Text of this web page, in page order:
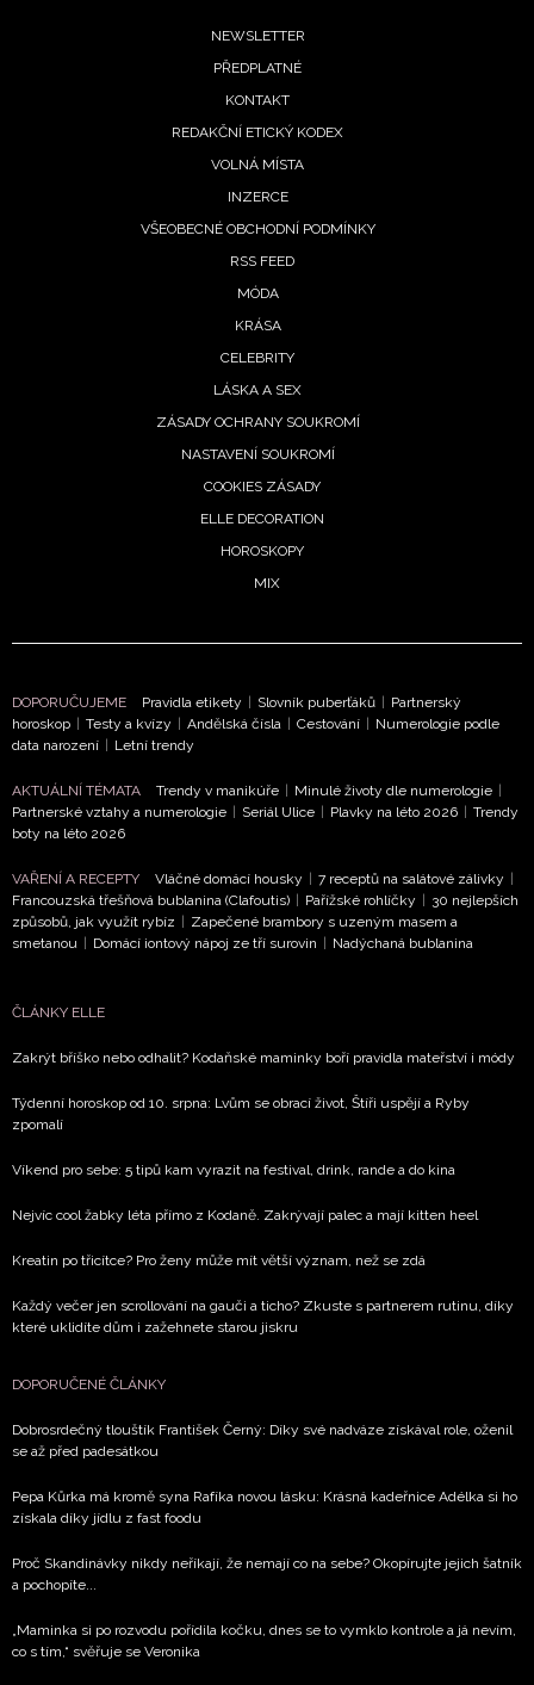
NEWSLETTER
Přihlášením k newsletteru souhlasíte sObchodními
potvrzujete, že jste se seznámili seZásadami
ochrany soukromí- BurdaMedia Extra s.r.o. bude s
Vašimi údaji pracovat zejména k organizaci a
vyhodnocení akce a zasílání novinek.
Chcete navíc dostávat i další zajímavé a exkluzivní
zpracováním údajů k tomuto účelu podle Zásad ochrany
soukromí BurdaMedia Extra s.r.o., zaškrtněte toto pole.
NEWSLETTER
PŘEDPLATNÉ
KONTAKT
REDAKČNÍ ETICKÝ KODEX
VOLNÁ MÍSTA
INZERCE
VŠEOBECNÉ OBCHODNÍ PODMÍNKY
RSS FEED
MÓDA
KRÁSA
CELEBRITY
LÁSKA A SEX
ZÁSADY OCHRANY SOUKROMÍ
NASTAVENÍ SOUKROMÍ
COOKIES ZÁSADY
ELLE DECORATION
HOROSKOPY
MIX
DOPORUČUJEME Pravidla etikety Slovník puberťáků
Partnerský
horoskop
Testy a kvízy Andělská čísla Cestování
Numerologie podle
data narození
Letní trendy
AKTUÁLNÍ TÉMATA Trendy v manikúře Minulé životy dle numerologie
Partnerské vztahy a numerologie
Seriál Ulice Plavky na léto 2026
Trendy
boty na léto 2026
VAŘENÍ A RECEPTY Vláčné domácí housky 7 receptů na salátové zálivky
Francouzská třešňová bublanina (Clafoutis)
Pařížské rohlíčky
30 nejlepších
způsobů, jak využít rybíz
Zapečené brambory s uzeným masem a
smetanou
Domácí iontový nápoj ze tří surovin Nadýchaná bublanina
ČLÁNKY ELLE
Zakrýt bříško nebo odhalit? Kodaňské maminky boří pravidla mateřství i módy
Týdenní horoskop od 10. srpna: Lvům se obrací život, Štíři uspějí a Ryby
zpomalí
Víkend pro sebe: 5 tipů kam vyrazit na festival, drink, rande a do kina
Nejvíc cool žabky léta přímo z Kodaně. Zakrývají palec a mají kitten heel
Kreatin po třicítce? Pro ženy může mít větší význam, než se zdá
Každý večer jen scrollování na gauči a ticho? Zkuste s partnerem rutinu, díky
které uklidíte dům i zažehnete starou jiskru
DOPORUČENÉ ČLÁNKY
Dobrosrdečný tlouštík František Černý: Díky své nadváze získával role, oženil
se až před padesátkou
Pepa Kůrka má kromě syna Rafíka novou lásku: Krásná kadeřnice Adélka si ho
získala díky jídlu z fast foodu
Proč Skandinávky nikdy neříkají, že nemají co na sebe? Okopírujte jejich šatník
a pochopíte...
„Maminka si po rozvodu pořídila kočku, dnes se to vymklo kontrole a já nevím,
co s tím,“ svěřuje se Veronika